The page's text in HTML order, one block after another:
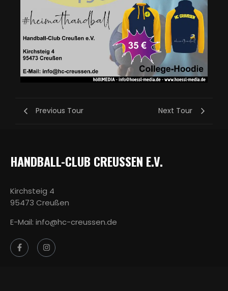
Previous Tour Next Tour
HANDBALL-CLUB CREUSSEN E.V.
Kirchsteig 4
95473 Creußen
E-Mail: info@hc-creussen.de